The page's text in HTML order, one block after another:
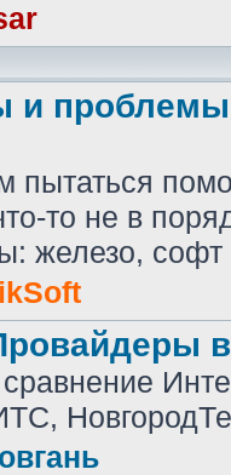
и
пытаться
то не в
железо, софт